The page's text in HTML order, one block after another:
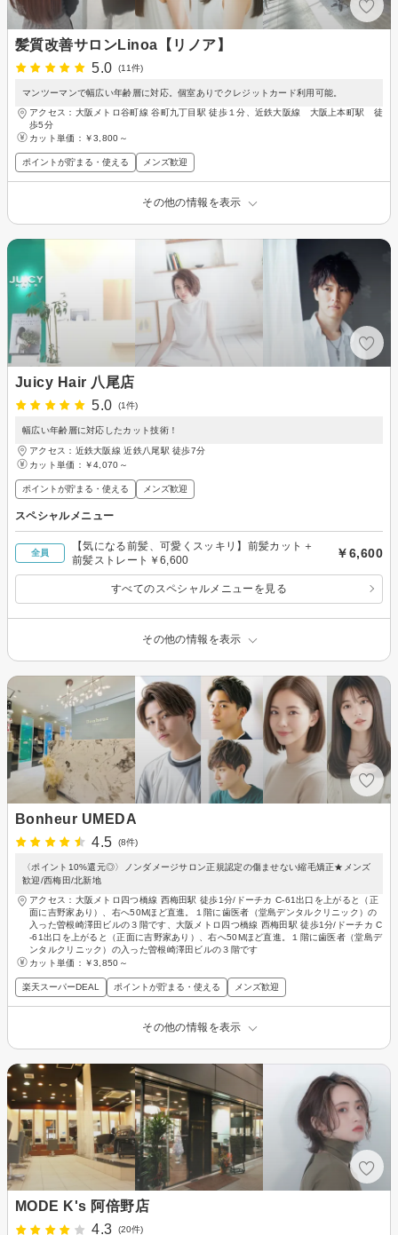
髪質改善サロンLinoa【リノア】
5.0
(11件)
マンツーマンで幅広い年齢層に対応。個室ありでクレジットカード利用可能。
アクセス：大阪メトロ谷町線 谷町九丁目駅 徒歩１分、近鉄大阪線 大阪上本町駅 徒
歩5分
カット単価： ￥3,800～
ポイントが貯まる・使える メンズ歓迎
その他の情報を表示
Juicy Hair 八尾店
5.0
(1件)
幅広い年齢層に対応したカット技術！
アクセス：近鉄大阪線 近鉄八尾駅 徒歩7分
カット単価： ￥4,070～
ポイントが貯まる・使える メンズ歓迎
スペシャルメニュー
全員
【気になる前髪、可愛くスッキリ】前髪カット＋
前髪ストレート￥6,600
￥6,600
すべてのスペシャルメニューを見る
その他の情報を表示
Bonheur UMEDA
4.5
(8件)
〈ポイント10%還元◎〉ノンダメージサロン正規認定の傷ませない縮毛矯正★メンズ
歓迎/西梅田/北新地
アクセス：大阪メトロ四つ橋線 西梅田駅 徒歩1分/ドーチカ C-61出口を上がると（正
面に吉野家あり）、右へ50Mほど直進。１階に歯医者（堂島デンタルクリニック）の
入った曽根崎澤田ビルの３階です、大阪メトロ四つ橋線 西梅田駅 徒歩1分/ドーチカ C
-61出口を上がると（正面に吉野家あり）、右へ50Mほど直進。１階に歯医者（堂島デ
ンタルクリニック）の入った曽根崎澤田ビルの３階です
カット単価： ￥3,850～
楽天スーパーDEAL ポイントが貯まる・使える メンズ歓迎
その他の情報を表示
MODE K's 阿倍野店
4.3
(20件)